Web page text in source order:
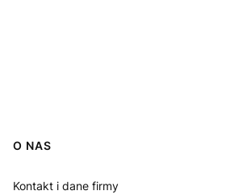
Linki w stopce
O NAS
Kontakt i dane firmy